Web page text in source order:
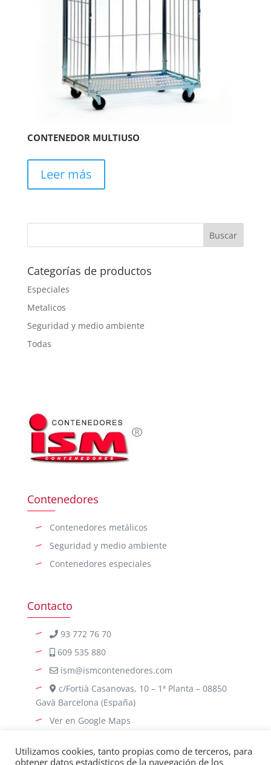
CONTENEDOR MULTIUSO
Leer más
Categorías de productos
Especiales
Metalicos
Seguridad y medio ambiente
Todas
Contenedores
Contenedores metálicos
Seguridad y medio ambiente
Contenedores especiales
Contacto
93 772 76 70
609 535 880
ism@ismcontenedores.com
c/Fortià Casanovas, 10 – 1ª Planta – 08850
Gavà Barcelona (España)
Ver en Google Maps
Utilizamos cookies, tanto propias como de terceros, para
obtener datos estadísticos de la navegación de los